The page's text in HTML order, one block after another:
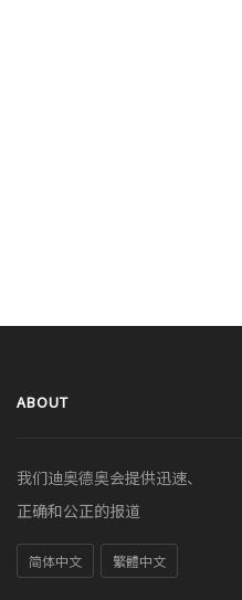
ABOUT
我们迪奥德奥会提供迅速、
正确和公正的报道
简体中文 繁體中文